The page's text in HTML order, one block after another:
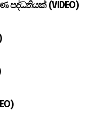
(VIDEO)